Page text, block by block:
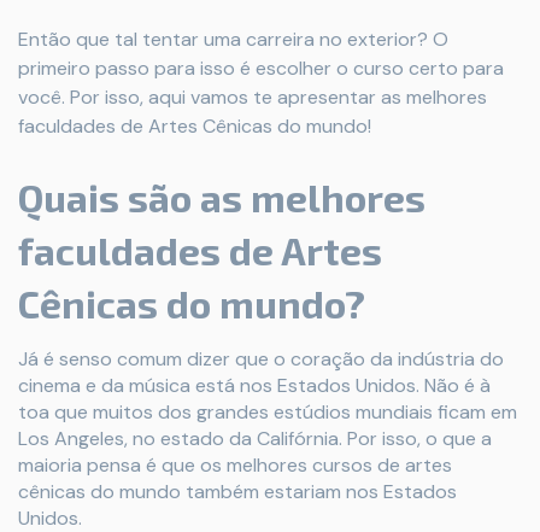
Então que tal tentar uma carreira no exterior? O
primeiro passo para isso é escolher o curso certo para
você. Por isso, aqui vamos te apresentar as melhores
faculdades de Artes Cênicas do mundo!
Quais são as melhores
faculdades de Artes
Cênicas do mundo?
Já é senso comum dizer que o coração da indústria do
cinema e da música está nos Estados Unidos. Não é à
toa que muitos dos grandes estúdios mundiais ficam em
Los Angeles, no estado da Califórnia. Por isso, o que a
maioria pensa é que os melhores cursos de artes
cênicas do mundo também estariam nos Estados
Unidos.